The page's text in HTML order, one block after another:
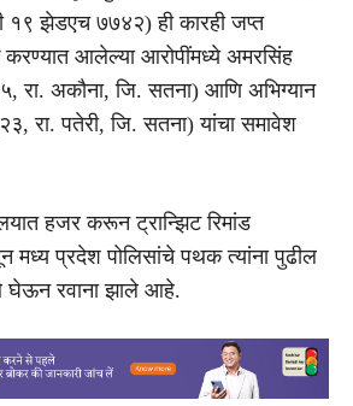
१९ झेडएच ७७४२) ही कारही जप्त
आलेल्या आरोपींमध्ये अमरसिंह
रा. अकौना, जि. सतना) आणि अभिग्यान
रा. पतेरी, जि. सतना) यांचा समावेश
हजर करून ट्रान्झिट रिमांड
मध्य प्रदेश पोलिसांचे पथक त्यांना पुढील
घेऊन रवाना झाले आहे.